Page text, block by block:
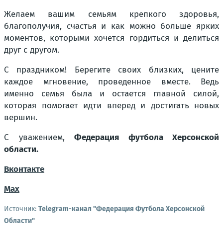
Желаем вашим семьям крепкого здоровья,
благополучия, счастья и как можно больше ярких
моментов, которыми хочется гордиться и делиться
друг с другом.
С праздником! Берегите своих близких, цените
каждое мгновение, проведенное вместе. Ведь
именно семья была и остается главной силой,
которая помогает идти вперед и достигать новых
вершин.
С уважением, Федерация футбола Херсонской
области.
Вконтакте
Мах
Источник: Telegram-канал "Федерация Футбола Херсонской
Области"